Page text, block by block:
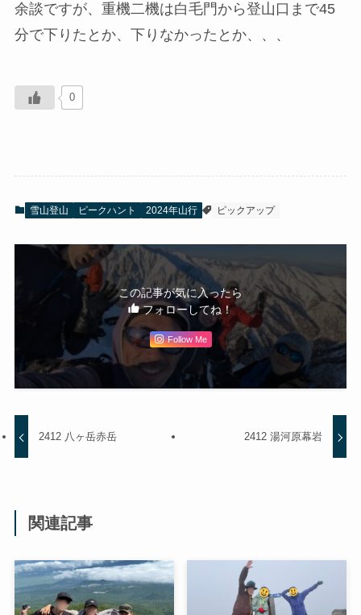
余談ですが、重機二機は白毛門から登山口まで45
分で下りたとか、下りなかったとか、、、
0
雪山登山 ピークハント 2024年山行 ピックアップ
この記事が気に入ったら
フォローしてね！
Follow Me
2412 八ヶ岳赤岳 2412 湯河原幕岩
関連記事